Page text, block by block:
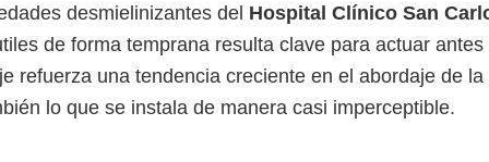
desmielinizantes del Hospital Clínico San
de forma temprana resulta clave para actuar antes
refuerza una tendencia creciente en el abordaje de la
lo que se instala de manera casi imperceptible.